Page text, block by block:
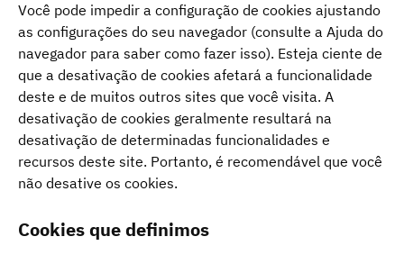
Você pode impedir a configuração de cookies ajustando
as configurações do seu navegador (consulte a Ajuda do
navegador para saber como fazer isso). Esteja ciente de
que a desativação de cookies afetará a funcionalidade
deste e de muitos outros sites que você visita. A
desativação de cookies geralmente resultará na
desativação de determinadas funcionalidades e
recursos deste site. Portanto, é recomendável que você
não desative os cookies.
Cookies que definimos